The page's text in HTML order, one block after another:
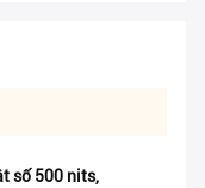
số 500 nits,